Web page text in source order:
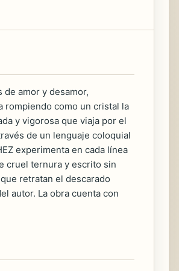
de amor y desamor,
rompiendo como un cristal la
y vigorosa que viaja por el
de un lenguaje coloquial
experimenta en cada línea
cruel ternura y escrito sin
retratan el descarado
autor. La obra cuenta con